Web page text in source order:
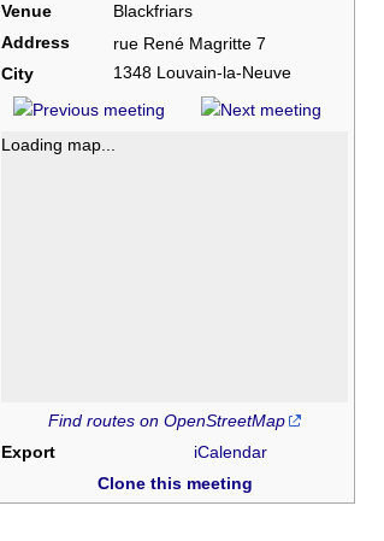
Venue
Blackfriars
Address
rue René Magritte 7
1348 Louvain-la-Neuve
City
Loading map...
Find routes on OpenStreetMap
Export
iCalendar
Clone this meeting